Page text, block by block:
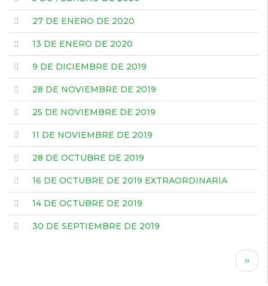
27 DE ENERO DE 2020
13 DE ENERO DE 2020
9 DE DICIEMBRE DE 2019
28 DE NOVIEMBRE DE 2019
25 DE NOVIEMBRE DE 2019
11 DE NOVIEMBRE DE 2019
28 DE OCTUBRE DE 2019
16 DE OCTUBRE DE 2019 EXTRAORDINARIA
14 DE OCTUBRE DE 2019
30 DE SEPTIEMBRE DE 2019
››